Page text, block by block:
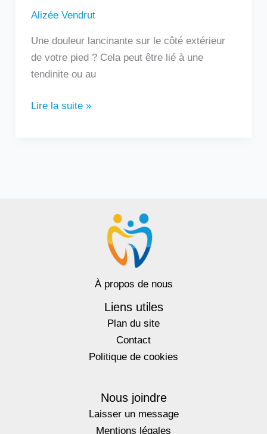
Alizée Vendrut
Une douleur lancinante sur le côté extérieur
de votre pied ? Cela peut être lié à une
tendinite ou au
nerf
Lire la suite »
À propos de nous
Liens utiles
Plan du site
Contact
Politique de cookies
Nous joindre
Laisser un message
Mentions légales